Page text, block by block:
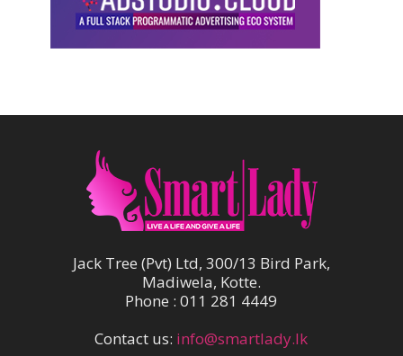
Jack Tree (Pvt) Ltd, 300/13 Bird Park,
Madiwela, Kotte.
Phone : 011 281 4449
Contact us: info@smartlady.lk